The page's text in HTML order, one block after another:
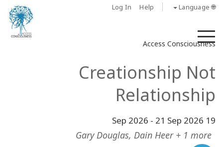
Log In Help 🌐 Language
Access Consciousness
Creationship Not
Relationship
19 Sep 2026
- 21 Sep 2026
Gary Douglas, Dain Heer + 1 more